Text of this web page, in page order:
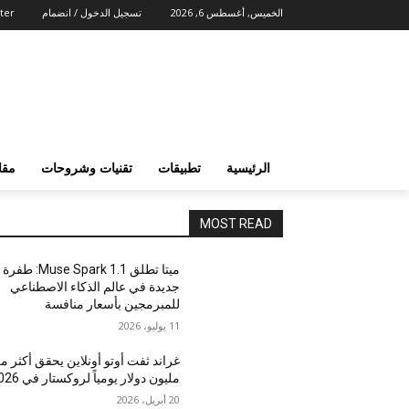
الخميس, أغسطس 6, 2026 تسجيل الدخول / انضمام
الرئيسية تطبيقات تقنيات وشروحات
MOST READ
ميتا تطلق Muse Spark 1.1: طفرة
جديدة في عالم الذكاء الاصطناعي
للمبرمجين بأسعار منافسة
11 يوليو، 2026
غراند ثفت أوتو أونلاين يحقق أكثر
مليون دولار يومياً لروكستار في 2026
20 أبريل، 2026